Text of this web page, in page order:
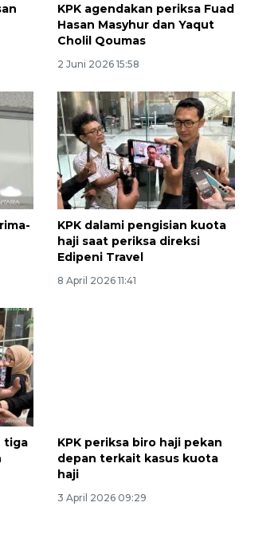
KPK agendakan periksa Fuad
Hasan Masyhur dan Yaqut
Cholil Qoumas
2 Juni 2026 15:58
KPK dalami pengisian kuota
haji saat periksa direksi
Edipeni Travel
8 April 2026 11:41
tiga
KPK periksa biro haji pekan
depan terkait kasus kuota
haji
3 April 2026 09:29
triwulan II-2026
tumbuh 5,29 persen